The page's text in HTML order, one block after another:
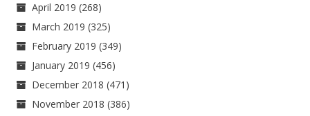
April 2019 (268)
March 2019 (325)
February 2019 (349)
January 2019 (456)
December 2018 (471)
November 2018 (386)